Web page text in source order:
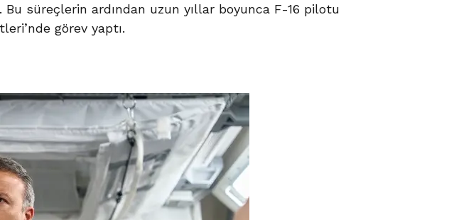
süreçlerin ardından uzun yıllar boyunca F-16 pilotu
görev yaptı.